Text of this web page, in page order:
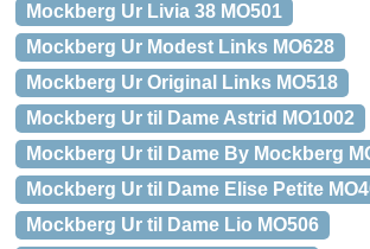
Mockberg Ur Livia 38 MO501
Mockberg Ur Modest Links MO628
Mockberg Ur Original Links MO518
Mockberg Ur til Dame Astrid MO1002
Mockberg Ur til Dame By Mockberg
Mockberg Ur til Dame Elise Petite
Mockberg Ur til Dame Lio MO506